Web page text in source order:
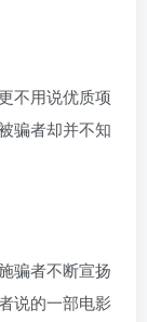
不用说优质项
骗者却并不知
骗者不断宣扬
说的一部电影